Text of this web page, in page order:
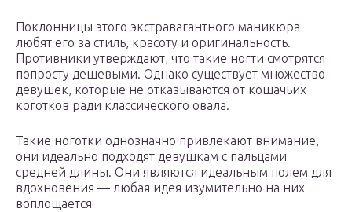
Поклонницы этого экстравагантного маникюра
любят его за стиль, красоту и оригинальность.
Противники утверждают, что такие ногти смотрятся
попросту дешевыми. Однако существует множество
девушек, которые не отказываются от кошачьих
коготков ради классического овала.
Такие ноготки однозначно привлекают внимание,
они идеально подходят девушкам с пальцами
средней длины. Они являются идеальным полем для
вдохновения — любая идея изумительно на них
воплощается